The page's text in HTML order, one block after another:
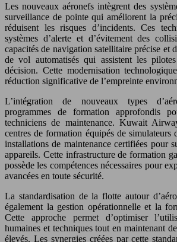
Les nouveaux aéronefs intègrent des
surveillance de pointe qui améliorent la
réduisent les risques d’incidents. Ces
systèmes d’alerte et d’évitement des
capacités de navigation satellitaire précise et
de vol automatisés qui assistent les
décision. Cette modernisation
réduction significative de l’empreinte
L’intégration de nouveaux types
programmes de formation approfondis
techniciens de maintenance. Kuwait
centres de formation équipés de
installations de maintenance certifiées pour
appareils. Cette infrastructure de formation
possède les compétences nécessaires pour
avancées en toute sécurité.
La standardisation de la flotte autour
également la gestion opérationnelle et la
Cette approche permet d’optimiser
humaines et techniques tout en maintenant
élevés. Les synergies créées par cette